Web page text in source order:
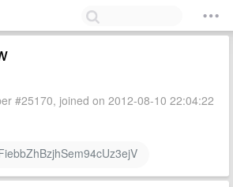
#25170, joined on 2012-08-10 22:04:22